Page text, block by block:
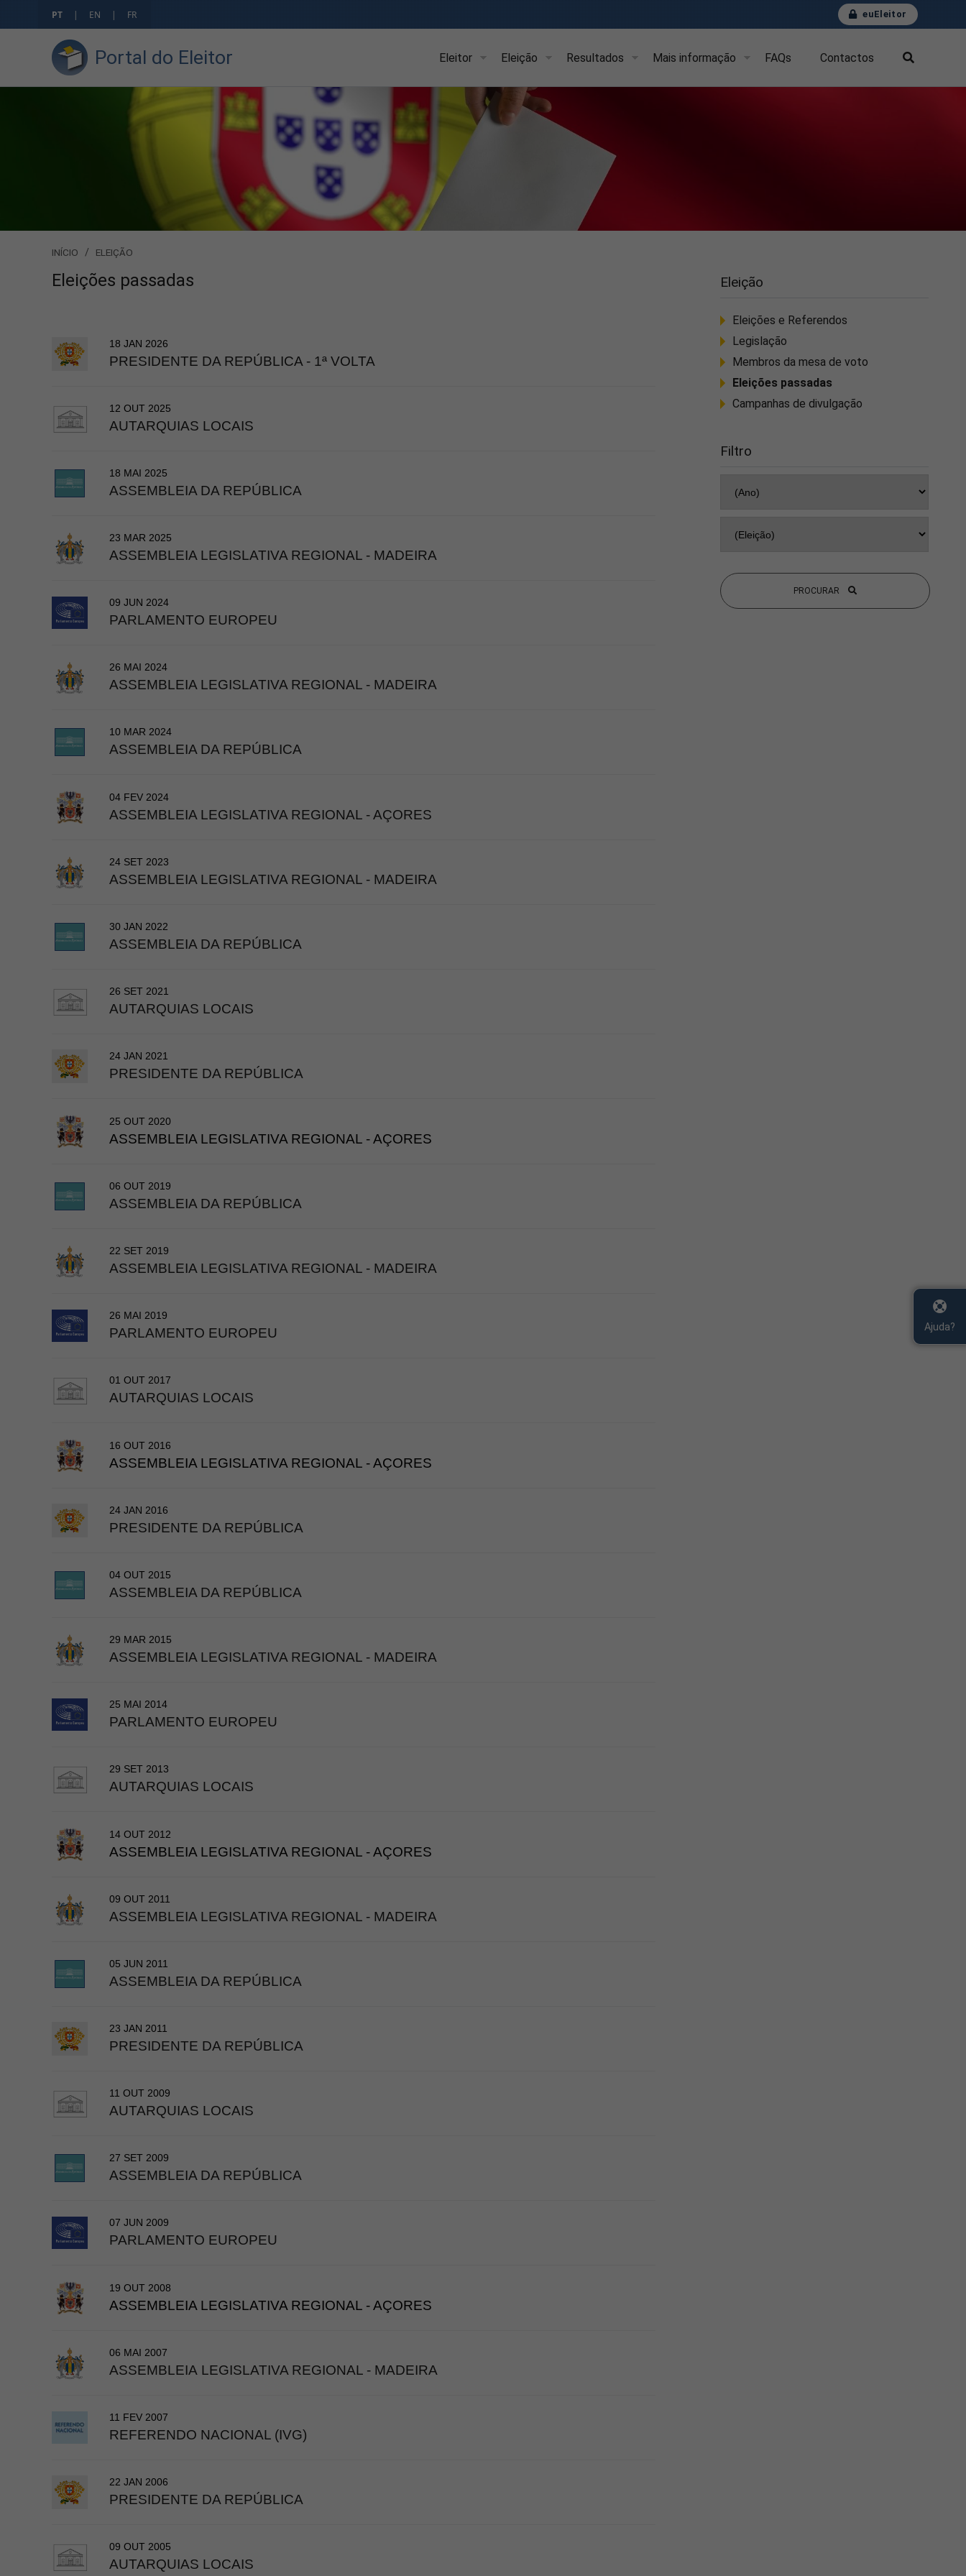
Ajuda?
PT | EN | FR euEleitor
Portal do Eleitor Eleitor Eleição Resultados Mais informação FAQs Contactos
INÍCIO / ELEIÇÃO
Eleições passadas
18 JAN 2026
PRESIDENTE DA REPÚBLICA - 1ª VOLTA
12 OUT 2025
AUTARQUIAS LOCAIS
18 MAI 2025
ASSEMBLEIA DA REPÚBLICA
23 MAR 2025
ASSEMBLEIA LEGISLATIVA REGIONAL - MADEIRA
09 JUN 2024
PARLAMENTO EUROPEU
26 MAI 2024
ASSEMBLEIA LEGISLATIVA REGIONAL - MADEIRA
10 MAR 2024
ASSEMBLEIA DA REPÚBLICA
04 FEV 2024
ASSEMBLEIA LEGISLATIVA REGIONAL - AÇORES
24 SET 2023
ASSEMBLEIA LEGISLATIVA REGIONAL - MADEIRA
30 JAN 2022
ASSEMBLEIA DA REPÚBLICA
26 SET 2021
​AUTARQUIAS LOCAIS
24 JAN 2021
PRESIDENTE DA REPÚBLICA
25 OUT 2020
​ASSEMBLEIA LEGISLATIVA REGIONAL - AÇORES
06 OUT 2019
​ASSEMBLEIA DA REPÚBLICA
22 SET 2019
ASSEMBLEIA LEGISLATIVA REGIONAL - MADEIRA
26 MAI 2019
PARLAMENTO EUROPEU
01 OUT 2017
​AUTARQUIAS LOCAIS
16 OUT 2016
​ASSEMBLEIA LEGISLATIVA REGIONAL - AÇORES
24 JAN 2016
​PRESIDENTE DA REPÚBLICA
04 OUT 2015
​ASSEMBLEIA DA REPÚBLICA
29 MAR 2015
​ASSEMBLEIA LEGISLATIVA REGIONAL - MADEIRA
25 MAI 2014
PARLAMENTO EUROPEU
29 SET 2013
​AUTARQUIAS LOCAIS
14 OUT 2012
ASSEMBLEIA LEGISLATIVA REGIONAL - AÇORES
09 OUT 2011
ASSEMBLEIA LEGISLATIVA REGIONAL - MADEIRA
05 JUN 2011
ASSEMBLEIA DA REPÚBLICA
23 JAN 2011
PRESIDENTE DA REPÚBLICA
11 OUT 2009
AUTARQUIAS LOCAIS
27 SET 2009
ASSEMBLEIA DA REPÚBLICA
07 JUN 2009
PARLAMENTO EUROPEU
19 OUT 2008
ASSEMBLEIA LEGISLATIVA REGIONAL - AÇORES
06 MAI 2007
ASSEMBLEIA LEGISLATIVA REGIONAL - MADEIRA
11 FEV 2007
REFERENDO NACIONAL (IVG)
22 JAN 2006
PRESIDENTE DA REPÚBLICA
09 OUT 2005
AUTARQUIAS LOCAIS
Eleição
Eleições e Referendos
Legislação
Membros da mesa de voto
Eleições passadas
Campanhas de divulgação
Filtro
PROCURAR